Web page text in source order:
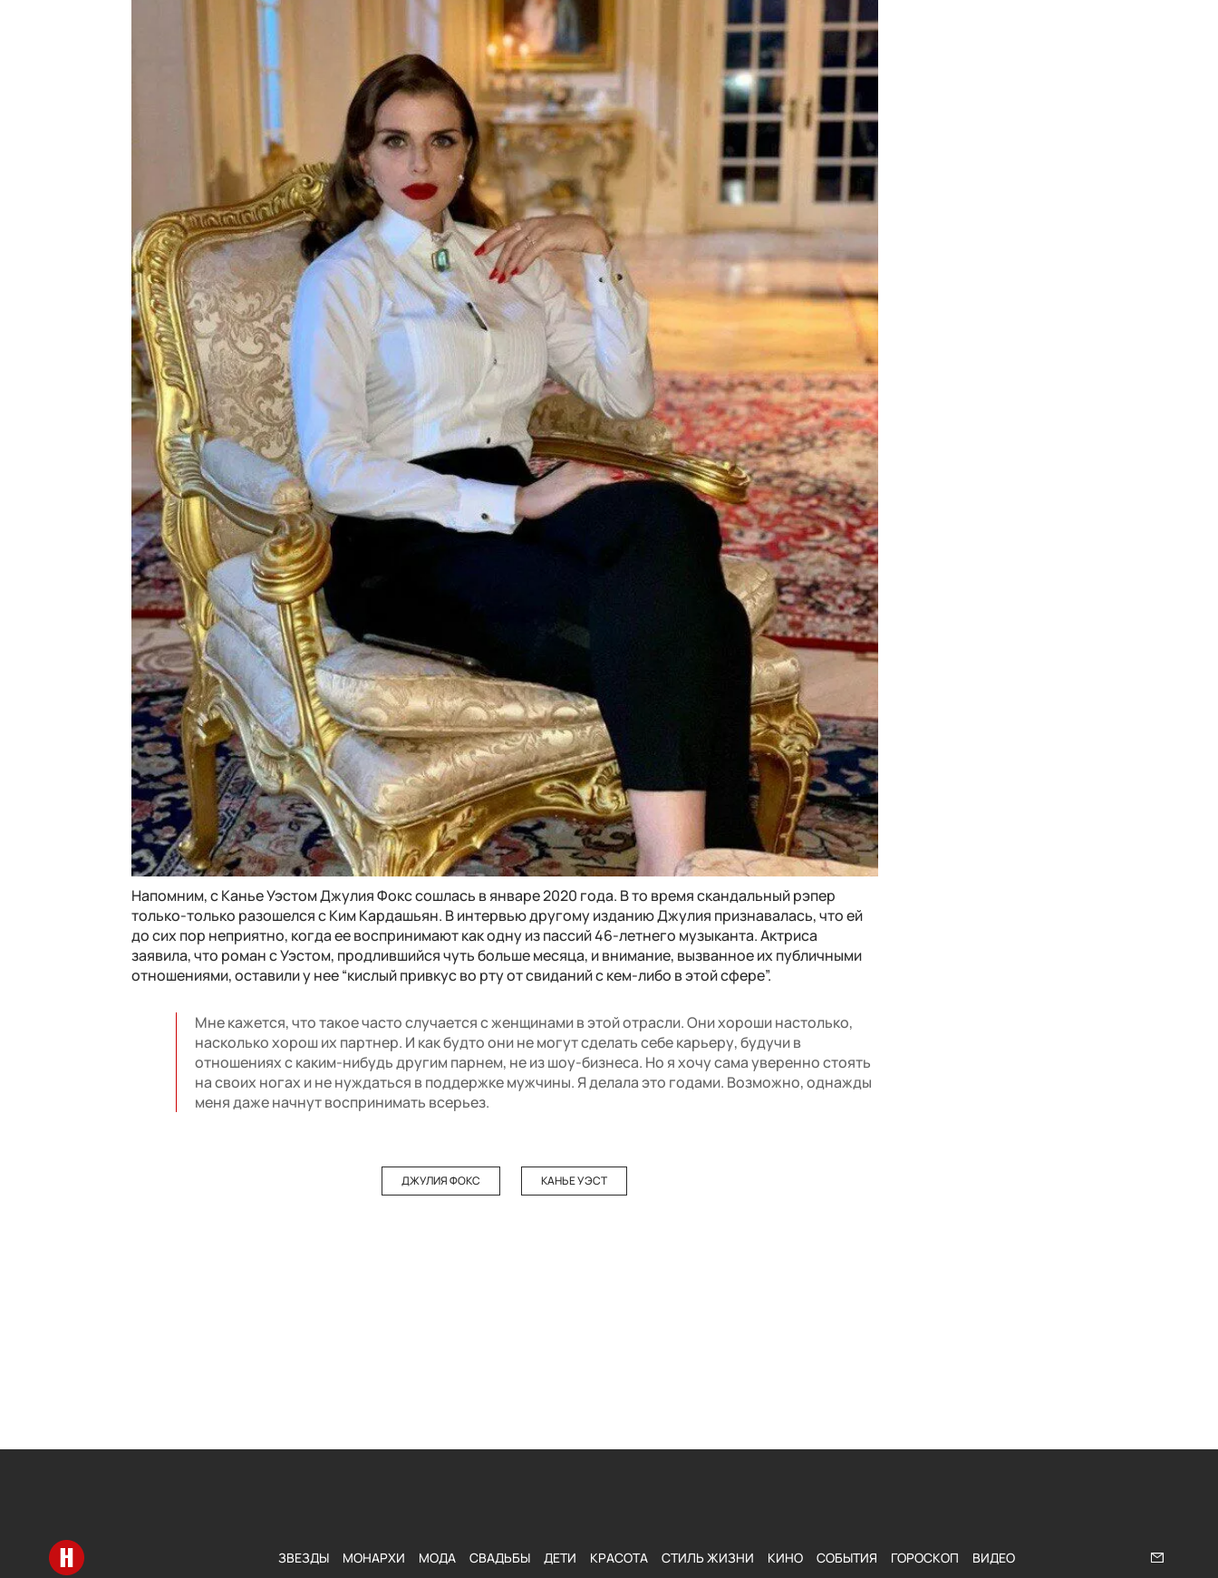
Напомним, с Канье Уэстом Джулия Фокс сошлась в январе 2020 года. В то время скандальный рэпер
только-только разошелся с Ким Кардашьян. В интервью другому изданию Джулия признавалась, что ей
до сих пор неприятно, когда ее воспринимают как одну из пассий 46-летнего музыканта. Актриса
заявила, что роман с Уэстом, продлившийся чуть больше месяца, и внимание, вызванное их публичными
отношениями, оставили у нее “кислый привкус во рту от свиданий с кем-либо в этой сфере”.
Мне кажется, что такое часто случается с женщинами в этой отрасли. Они хороши настолько,
насколько хорош их партнер. И как будто они не могут сделать себе карьеру, будучи в
отношениях с каким-нибудь другим парнем, не из шоу-бизнеса. Но я хочу сама уверенно стоять
на своих ногах и не нуждаться в поддержке мужчины. Я делала это годами. Возможно, однажды
меня даже начнут воспринимать всерьез.
ДЖУЛИЯ ФОКС КАНЬЕ УЭСТ
Перейти на главную ЗВЕЗДЫ МОНАРХИ МОДА СВАДЬБЫ ДЕТИ КРАСОТА СТИЛЬ ЖИЗНИ КИНО СОБЫТИЯ ГОРОСКОП ВИДЕО